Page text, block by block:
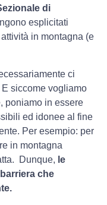
di
esplicitati
in montagna (e
ci
siccome vogliamo
poniamo in essere
ed idonee al fine
Per esempio: per
in montagna
Dunque, le
che